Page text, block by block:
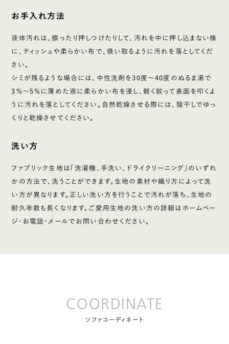
お手入れ方法
液体汚れは、擦ったり押しつけたりして、汚れを中に押し込まない様
に、ティッシュや柔らかい布で、吸い取るように汚れを落としてくだ
さい。
シミが残るような場合には、中性洗剤を30度〜40度のぬるま湯で
3％〜5％に薄めた液に柔らかい布を浸し、軽く絞って表面を叩くよ
うに汚れを落としてください。自然乾燥させる際には、陰干しでゆっ
くりと乾燥させてください。
洗い方
ファブリック生地は「洗濯機、手洗い、ドライクリーニング」のいずれ
かの方法で、洗うことができます。生地の素材や織り方によって洗
い方が異なります。正しい洗い方を行うことで汚れが落ち、生地の
耐久年数も長くなります。ご愛用生地の洗い方の詳細はホームペー
ジ・お電話・メールでお問い合わせください。
COORDINATE
ソファコーディネート